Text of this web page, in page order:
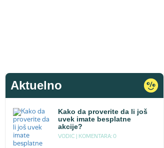
Aktuelno
Kako da proverite da li još
uvek imate besplatne
akcije?
VODIC | KOMENTARA: 0